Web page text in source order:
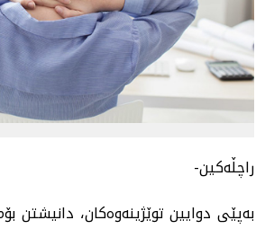
راچڵەکین-
بەپێی دوایین توێژینەوەکان، دانیشتن